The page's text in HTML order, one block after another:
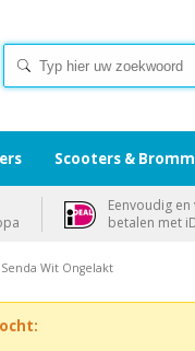
Wit Ongelakt
Scooters &
Eenvoudig en
betalen met